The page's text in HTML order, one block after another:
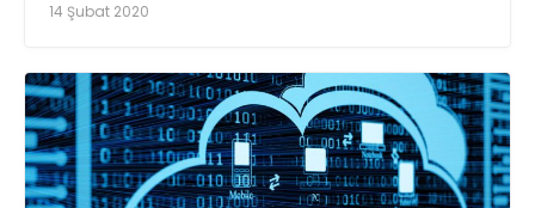
14 Şubat 2020